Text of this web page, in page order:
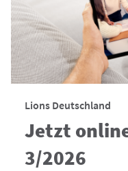
Lions Deutschland
Jetzt
3/2026